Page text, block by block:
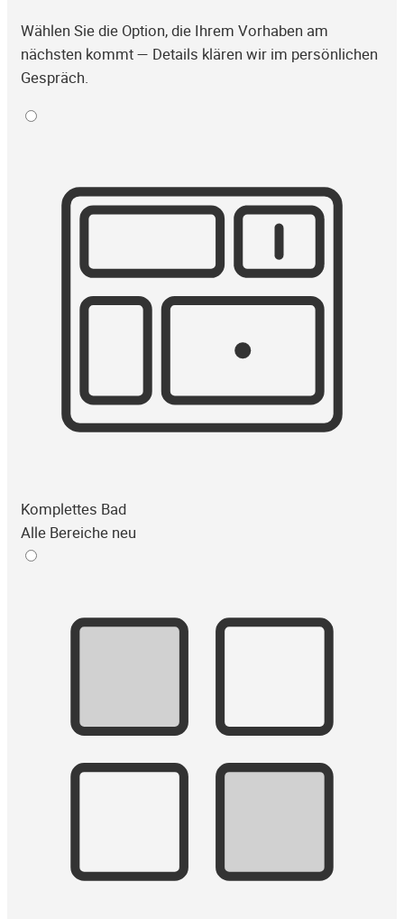
Wählen Sie die Option, die Ihrem Vorhaben am
nächsten kommt — Details klären wir im persönlichen
Gespräch.
Komplettes Bad
Alle Bereiche neu